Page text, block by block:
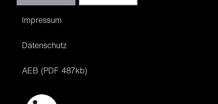
Impressum
Datenschutz
AEB (PDF 487kb)